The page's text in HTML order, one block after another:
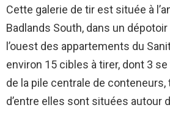
Cette galerie de tir est située à
Badlands South, dans un
l’ouest des appartements du
environ 15 cibles à tirer, dont 3
de la pile centrale de conteneurs,
d’entre elles sont situées autour